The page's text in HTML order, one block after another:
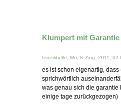
Klumpert mit Garantie
feuerlibelle , Mo, 8. Aug. 2011,
es ist schon eigenartig, dass
sprichwörtlich
was genau sich die garantie
einige tage zurückgezogen)